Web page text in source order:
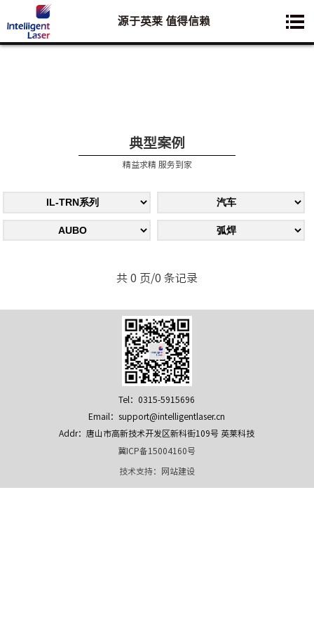
您想要了解的业务是:
源于英莱 值得信赖
典型案例
精益求精 服务到家
共 0 页/0 条记录
Tel：0315-5915696
Email：support@intelligentlaser.cn
Addr：唐山市高新技术开发区新科街109号 英莱科技
冀ICP备15004160号
技术支持： 网站建设